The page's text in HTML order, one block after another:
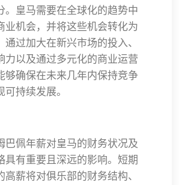
。皇马需要在全球化的趋势中
业机会，并将这些机会转化为
通过加大在新兴市场的投入、
力以及通过多元化的商业运营
够确保在未来几年内保持竞争
持续发展。
巴佩年薪对皇马的财务状况及
具有重要且深远的影响。短期
高薪将对俱乐部的财务结构、